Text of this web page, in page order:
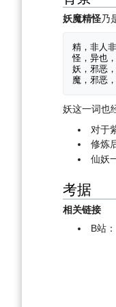
妖魔精怪乃
精，非人
怪，异也
妖，邪恶
妖这一词也
对于
修炼
仙妖
考据
相关链接
B站：